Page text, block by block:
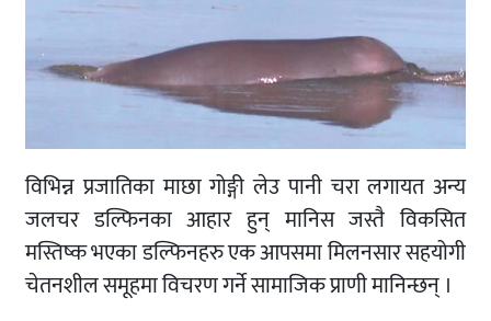
विभिन्न प्रजातिका माछा गोङ्गी लेउ पानी चरा लगायत अन्य
जलचर डल्फिनका आहार हुन् मानिस जस्तै विकसित
मस्तिष्क भएका डल्फिनहरु एक आपसमा मिलनसार सहयोगी
चेतनशील समूहमा विचरण गर्ने सामाजिक प्राणी मानिन्छन् ।